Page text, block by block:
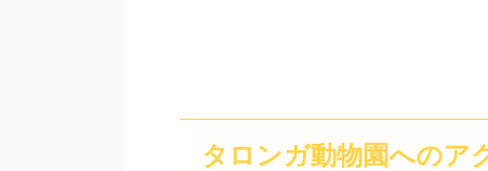
タロンガ動物園へのア